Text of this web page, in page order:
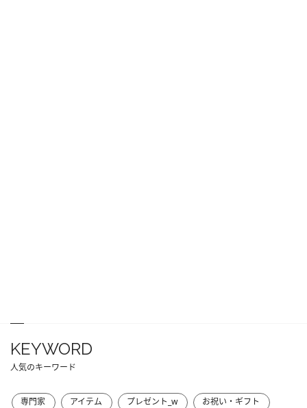
KEYWORD
人気のキーワード
専門家 アイテム プレゼント_w
お祝い・ギフト